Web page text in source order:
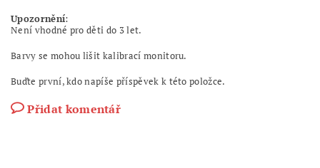
Upozornění:
Není vhodné pro děti do 3 let.
Barvy se mohou lišit kalibrací monitoru.
Buďte první, kdo napíše příspěvek k této položce.
Přidat komentář